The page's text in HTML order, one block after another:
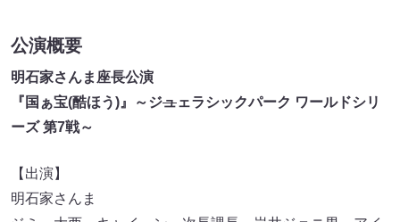
公演概要
明石家さんま座長公演
『国ぁ宝(酷ほう)』～ジュェラシックパーク ワールドシリ
ーズ 第7戦～
【出演】
明石家さんま